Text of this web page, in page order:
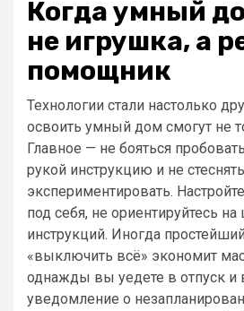
Когда умный
не игрушка, а
помощник
Технологии стали настолько
освоить умный дом смогут не
Главное — не бояться
рукой инструкцию и не
экспериментировать.
под себя, не ориентируйтесь
инструкций. Иногда
«выключить всё» экономит
однажды вы уедете в отпуск и
уведомление о